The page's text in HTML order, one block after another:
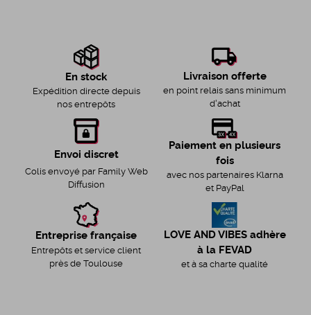
En stock
Expédition directe depuis
nos entrepôts
Livraison offerte
en point relais sans minimum
d'achat
Envoi discret
Colis envoyé par Family Web
Diffusion
Paiement en plusieurs
fois
avec nos partenaires Klarna
et PayPal
Entreprise française
Entrepôts et service client
près de Toulouse
LOVE AND VIBES adhère
à la FEVAD
et à sa charte qualité